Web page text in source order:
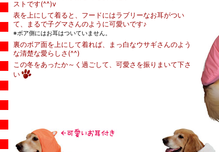
ストです(^^)v
表を上にして着ると、フードにはラブリーなお耳がつい
て、まるで子グマさんのように可愛いです♪
※ボア側にはお耳はついていません。
裏のボア面を上にして着れば、まっ白なウサギさんのよう
な清楚な愛らしさ(^^)
この冬をあったか～く過ごして、可愛さを振りまいて下さ
い